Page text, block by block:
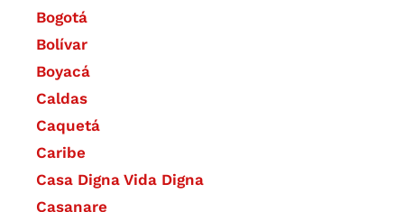
Bogotá
Bolívar
Boyacá
Caldas
Caquetá
Caribe
Casa Digna Vida Digna
Casanare